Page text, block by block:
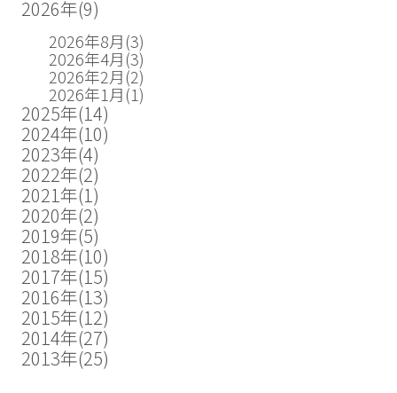
2026年(9)
2026年8月(3)
2026年4月(3)
2026年2月(2)
2026年1月(1)
2025年(14)
2024年(10)
2023年(4)
2022年(2)
2021年(1)
2020年(2)
2019年(5)
2018年(10)
2017年(15)
2016年(13)
2015年(12)
2014年(27)
2013年(25)